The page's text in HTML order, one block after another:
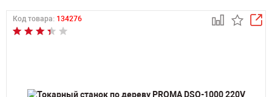
Код товара: 134276